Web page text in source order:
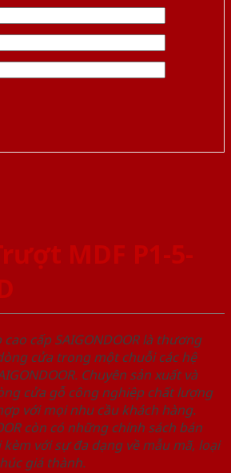
MDF P1-5-
cấp SAIGONDOOR là thương
cửa trong một chuỗi các hệ
Chuyên sản xuất và
cửa gỗ công nghiệp chất lượng
với mọi nhu cầu khách hàng.
còn có những chính sách bán
kèm với sự đa dạng về mẫu mã, loại
giá thành.